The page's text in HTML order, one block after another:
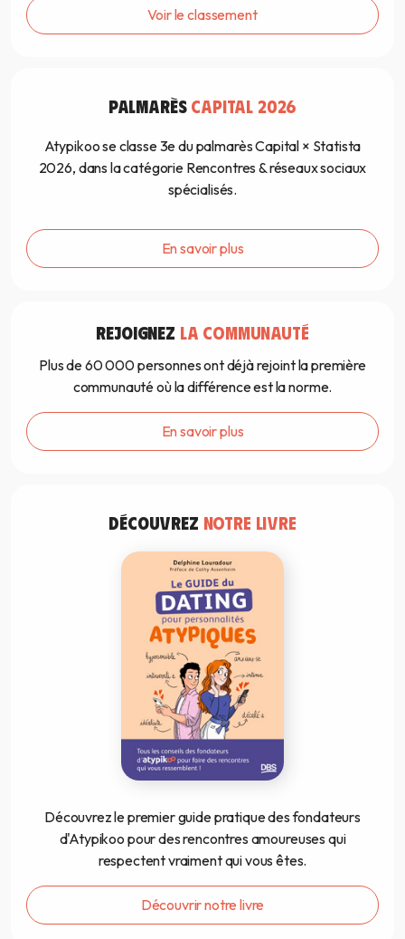
Voir le classement
PALMARÈS CAPITAL 2026
Atypikoo se classe 3e du palmarès Capital × Statista
2026, dans la catégorie Rencontres & réseaux sociaux
spécialisés.
En savoir plus
REJOIGNEZ LA COMMUNAUTÉ
Plus de 60 000 personnes ont déjà rejoint la première
communauté où la différence est la norme.
En savoir plus
DÉCOUVREZ NOTRE LIVRE
Découvrez le premier guide pratique des fondateurs
d'Atypikoo pour des rencontres amoureuses qui
respectent vraiment qui vous êtes.
Découvrir notre livre